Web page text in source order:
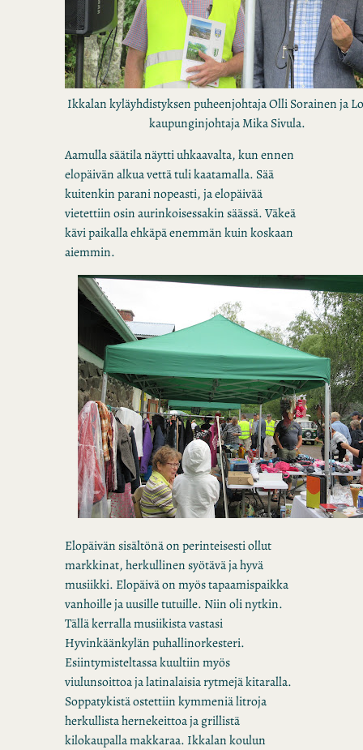
Ikkalan kyläyhdistyksen puheenjohtaja Olli Sorainen ja
kaupunginjohtaja Mika Sivula.
Aamulla säätila näytti uhkaavalta, kun ennen
elopäivän alkua vettä tuli kaatamalla. Sää
kuitenkin parani nopeasti, ja elopäivää
vietettiin osin aurinkoisessakin säässä. Väkeä
kävi paikalla ehkäpä enemmän kuin koskaan
aiemmin.
Elopäivän sisältönä on perinteisesti ollut
markkinat, herkullinen syötävä ja hyvä
musiikki. Elopäivä on myös tapaamispaikka
vanhoille ja uusille tutuille. Niin oli nytkin.
Tällä kerralla musiikista vastasi
Hyvinkäänkylän puhallinorkesteri.
Esiintymisteltassa kuultiin myös
viulunsoittoa ja latinalaisia rytmejä kitaralla.
Soppatykistä ostettiin kymmeniä litroja
herkullista hernekeittoa ja grillistä
kilokaupalla makkaraa. Ikkalan koulun